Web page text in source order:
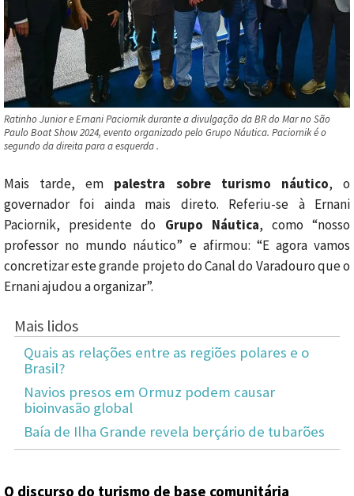
Ratinho Junior e Ernani Paciornik durante a divulgação da BR do Mar no São
Paulo Boat Show 2024, evento organizado pelo Grupo Náutica. Paciornik é o
segundo da direita para a esquerda .
Mais tarde, em palestra sobre turismo náutico, o
governador foi ainda mais direto. Referiu-se à Ernani
Paciornik, presidente do Grupo Náutica, como “nosso
professor no mundo náutico” e afirmou: “E agora vamos
concretizar este grande projeto do Canal do Varadouro que o
Ernani ajudou a organizar”.
Mais lidos
Quais as relações entre as regiões polares e o
Brasil?
Navios presos em Ormuz podem causar
bioinvasão global
Baía de Ilha Grande revela berçário de tubarões
O discurso do turismo de base comunitária